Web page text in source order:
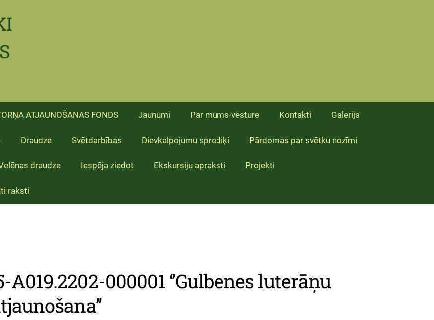
ATJAUNOŠANAS FONDS Jaunumi Par mums-vēsture Kontakti Galerija
Draudze Svētdarbības Dievkalpojumu sprediķi Pārdomas par svētku nozīmi
draudze Iespēja ziedot Ekskursiju apraksti Projekti
raksti
000001 ‘’Gulbenes luterāņu